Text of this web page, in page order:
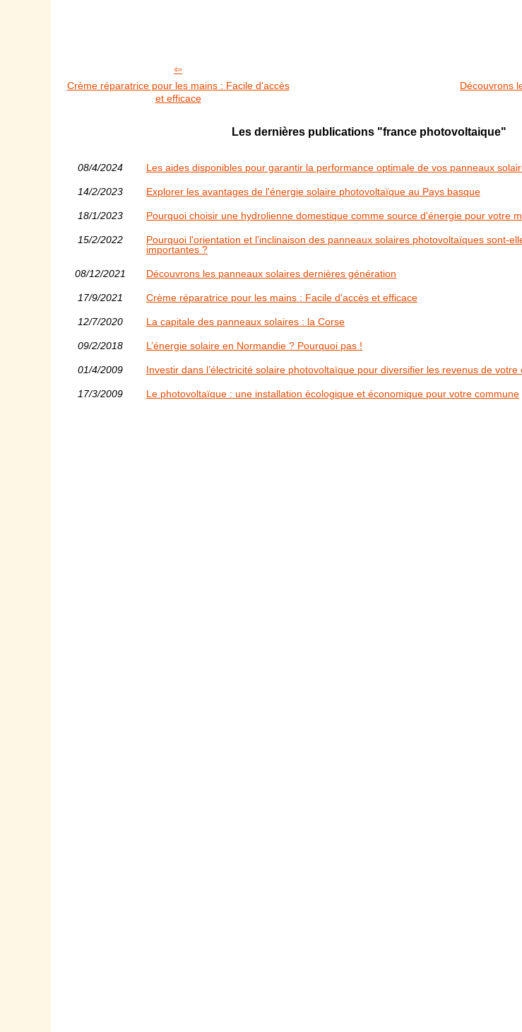
Crème réparatrice pour les mains : Facile d'accès
et efficace
Découvrons
Les dernières publications "france photovoltaique"
08/4/2024 Les aides disponibles pour garantir la performance optimale de vos panneaux
14/2/2023 Explorer les avantages de l'énergie solaire photovoltaïque au Pays basque
18/1/2023 Pourquoi choisir une hydrolienne domestique comme source d'énergie pour votre
15/2/2022
Pourquoi l'orientation et l'inclinaison des panneaux solaires photovoltaïques sont-
importantes ?
08/12/2021 Découvrons les panneaux solaires dernières génération
17/9/2021 Crème réparatrice pour les mains : Facile d'accès et efficace
12/7/2020 La capitale des panneaux solaires : la Corse
09/2/2018 L’énergie solaire en Normandie ? Pourquoi pas !
01/4/2009 Investir dans l’électricité solaire photovoltaïque pour diversifier les revenus de votre
17/3/2009 Le photovoltaïque : une installation écologique et économique pour votre commune